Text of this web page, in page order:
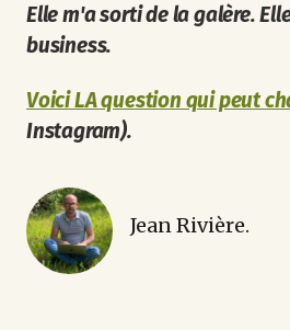
Elle m'a sorti de la galère.
business.
Voici LA question qui peut
Instagram).
Jean Rivière.